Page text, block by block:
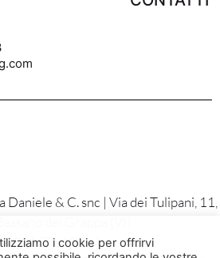
& C. snc | Via dei Tulipani, 11,
02137810244
i cookie per offrirvi